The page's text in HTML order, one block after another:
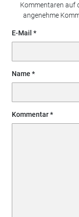
Kommentaren auf
angenehme
E-Mail
Name
Kommentar